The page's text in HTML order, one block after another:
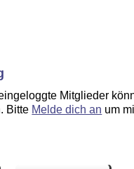
Mitglieder
Bitte Melde dich an um